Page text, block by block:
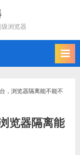
浏览器
，浏览器隔离能不能不
览器隔离能